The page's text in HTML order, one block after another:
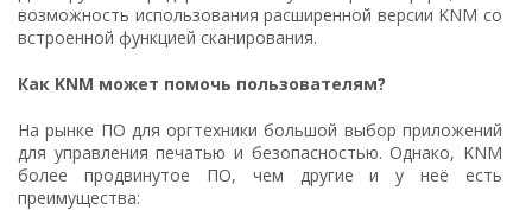
возможность использования расширенной версии KNM со
встроенной функцией сканирования.
Как KNM может помочь пользователям?
На рынке ПО для оргтехники большой выбор приложений
для управления печатью и безопасностью. Однако, KNM
более продвинутое ПО, чем другие и у неё есть
преимущества: